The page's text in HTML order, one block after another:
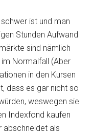
ist und man
Stunden Aufwand
sind nämlich
Normalfall (Aber
in den Kursen
dass es gar nicht so
weswegen sie
Indexfond kaufen
abschneidet als